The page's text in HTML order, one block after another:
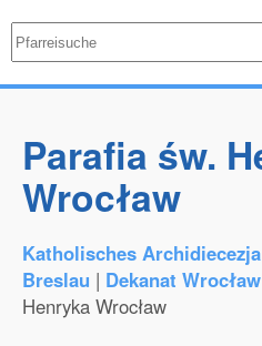
Parafia św.
Wrocław
Katholisches
Breslau | Dekanat
Henryka Wrocław